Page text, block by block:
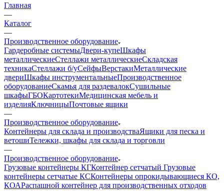
Главная
—
Каталог
—
Производственное оборудование
Гардеробные системыДвери-купеШкафы
металлическиеСтеллажи металлическиеСкладская
техникаСтеллажи б/уСейфыВерстакиМеталлические
двериШкафы инструментальныеПроизводственное
оборудованиеСкамья для раздевалокСушильные
шкафыГБОКартотекиМедицинская мебель и
изделияКлючницыПочтовые ящики
—
Производственное оборудование
Контейнеры для склада и производстваЯщики для песка и
ветошиТележки, шкафы для склада и торговли
—
Производственное оборудование
Грузовые контейнеры КГКонтейнер сетчатый Грузовые
контейнеры сетчатые КСКонтейнеры опрокидывающиеся КО,
КОАРаспашной контейнер для производственных отходов